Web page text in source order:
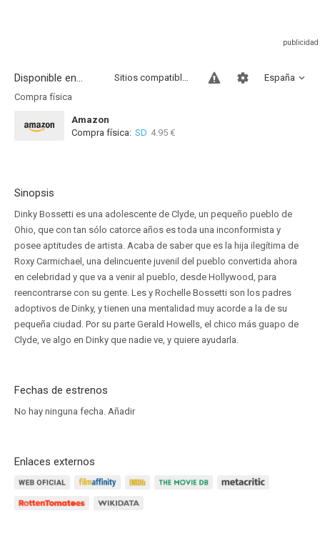
Disponible en... España
Sitios compatibles
Compra física
Amazon
Compra física: SD 4.95 €
Sinopsis
Dinky Bossetti es una adolescente de Clyde, un pequeño pueblo de
Ohio, que con tan sólo catorce años es toda una inconformista y
posee aptitudes de artista. Acaba de saber que es la hija ilegítima de
Roxy Carmichael, una delincuente juvenil del pueblo convertida ahora
en celebridad y que va a venir al pueblo, desde Hollywood, para
reencontrarse con su gente. Les y Rochelle Bossetti son los padres
adoptivos de Dinky, y tienen una mentalidad muy acorde a la de su
pequeña ciudad. Por su parte Gerald Howells, el chico más guapo de
Clyde, ve algo en Dinky que nadie ve, y quiere ayudarla.
Fechas de estrenos
No hay ninguna fecha. Añadir
Enlaces externos